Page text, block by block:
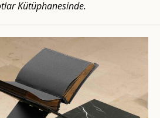
Kütüphanesinde.